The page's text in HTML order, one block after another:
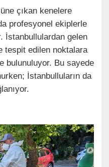
çıkan kenelere
profesyonel ekiplerle
İstanbullulardan gelen
tespit edilen noktalara
bulunuluyor. Bu sayede
İstanbulluların da